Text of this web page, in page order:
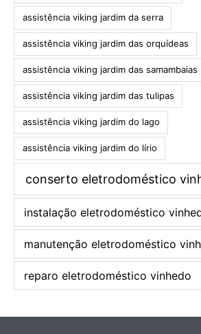
assistência viking jardim da serra
assistência viking jardim das orquídeas
assistência viking jardim das samambaias
assistência viking jardim das tulipas
assistência viking jardim do lago
assistência viking jardim do lírio
conserto eletrodoméstico
instalação eletrodoméstico
manutenção eletrodoméstico
reparo eletrodoméstico vinhedo